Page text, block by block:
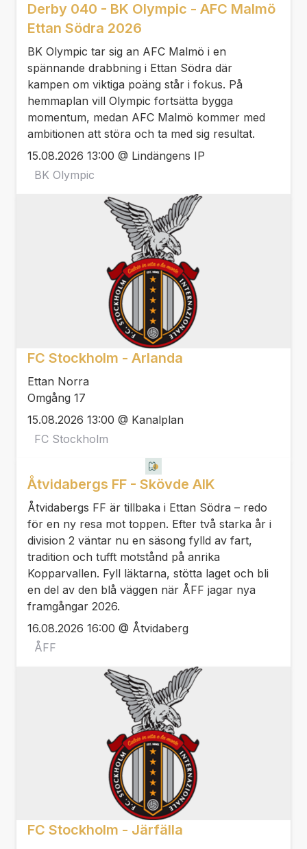
Derby 040 - BK Olympic - AFC Malmö
Ettan Södra 2026
BK Olympic tar sig an AFC Malmö i en
spännande drabbning i Ettan Södra där
kampen om viktiga poäng står i fokus. På
hemmaplan vill Olympic fortsätta bygga
momentum, medan AFC Malmö kommer med
ambitionen att störa och ta med sig resultat.
15.08.2026 13:00 @ Lindängens IP
BK Olympic
FC Stockholm - Arlanda
Ettan Norra
Omgång 17
15.08.2026 13:00 @ Kanalplan
FC Stockholm
Åtvidabergs FF - Skövde AIK
Åtvidabergs FF är tillbaka i Ettan Södra – redo
för en ny resa mot toppen. Efter två starka år i
division 2 väntar nu en säsong fylld av fart,
tradition och tufft motstånd på anrika
Kopparvallen. Fyll läktarna, stötta laget och bli
en del av den blå väggen när ÅFF jagar nya
framgångar 2026.
16.08.2026 16:00 @ Åtvidaberg
ÅFF
FC Stockholm - Järfälla